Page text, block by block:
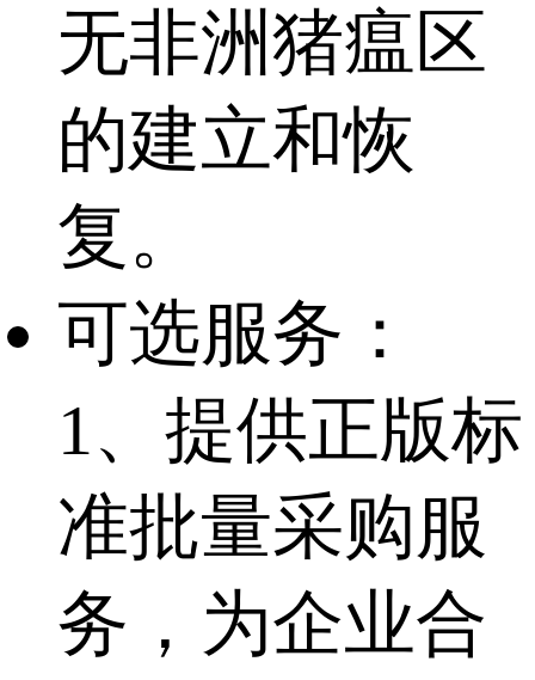
无非洲猪瘟区
的建立和恢
复。
可选服务：
1、提供正版标
准批量采购服
务，为企业合